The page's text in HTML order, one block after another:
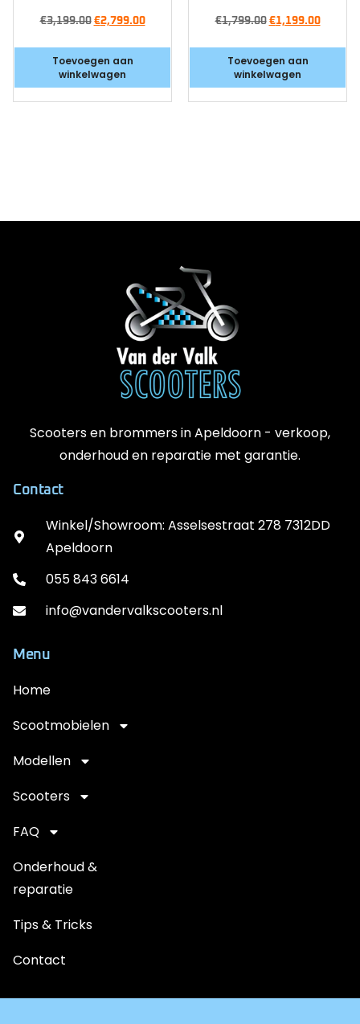
€3,199.00 €2,799.00
Toevoegen aan
winkelwagen
€1,799.00 €1,199.00
Toevoegen aan
winkelwagen
Scooters en brommers in Apeldoorn - verkoop,
onderhoud en reparatie met garantie.
Contact
Winkel/Showroom: Asselsestraat 278 7312DD
Apeldoorn
055 843 6614
info@vandervalkscooters.nl
Menu
Home
Scootmobielen
Modellen
Scooters
FAQ
Onderhoud &
reparatie
Tips & Tricks
Contact